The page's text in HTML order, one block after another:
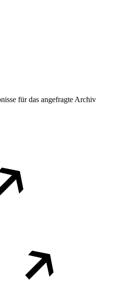
für das angefragte Archiv